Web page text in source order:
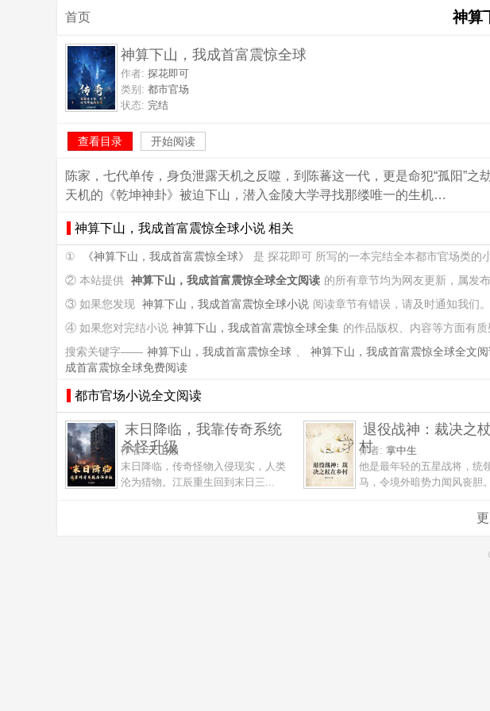
首页 神算
神算下山，我成首富震惊全球
作者: 探花即可
类别: 都市官场
状态: 完结
查看目录 开始阅读
陈家，七代单传，身负泄露天机之反噬，到陈蕃这一代，更是命犯“孤阳”
天机的《乾坤神卦》被迫下山，潜入金陵大学寻找那缕唯一的生机…
神算下山，我成首富震惊全球小说 相关
① 《神算下山，我成首富震惊全球》
是 探花即可 所写的一本完结全本都市官场类的小
② 本站提供 神算下山，我成首富震惊全球全文阅读 的所有章节均为网友更新，属发
③ 如果您发现 神算下山，我成首富震惊全球小说 阅读章节有错误，请及时通知我们
④ 如果您对完结小说 神算下山，我成首富震惊全球全集 的作品版权、内容等方面有
搜索关键字—— 神算下山，我成首富震惊全球 、 神算下山，我成首富震惊全球全文
成首富震惊全球免费阅读
都市官场小说全文阅读
末日降临，我靠传奇系统
杀怪升级
作者:天山巅
末日降临，传奇怪物入侵现实，人类
沦为猎物。江辰重生回到末日三...
退役战神：裁决之
村
作者: 掌中生
他是最年轻的五星战将，统
马，令境外暗势力闻风丧胆